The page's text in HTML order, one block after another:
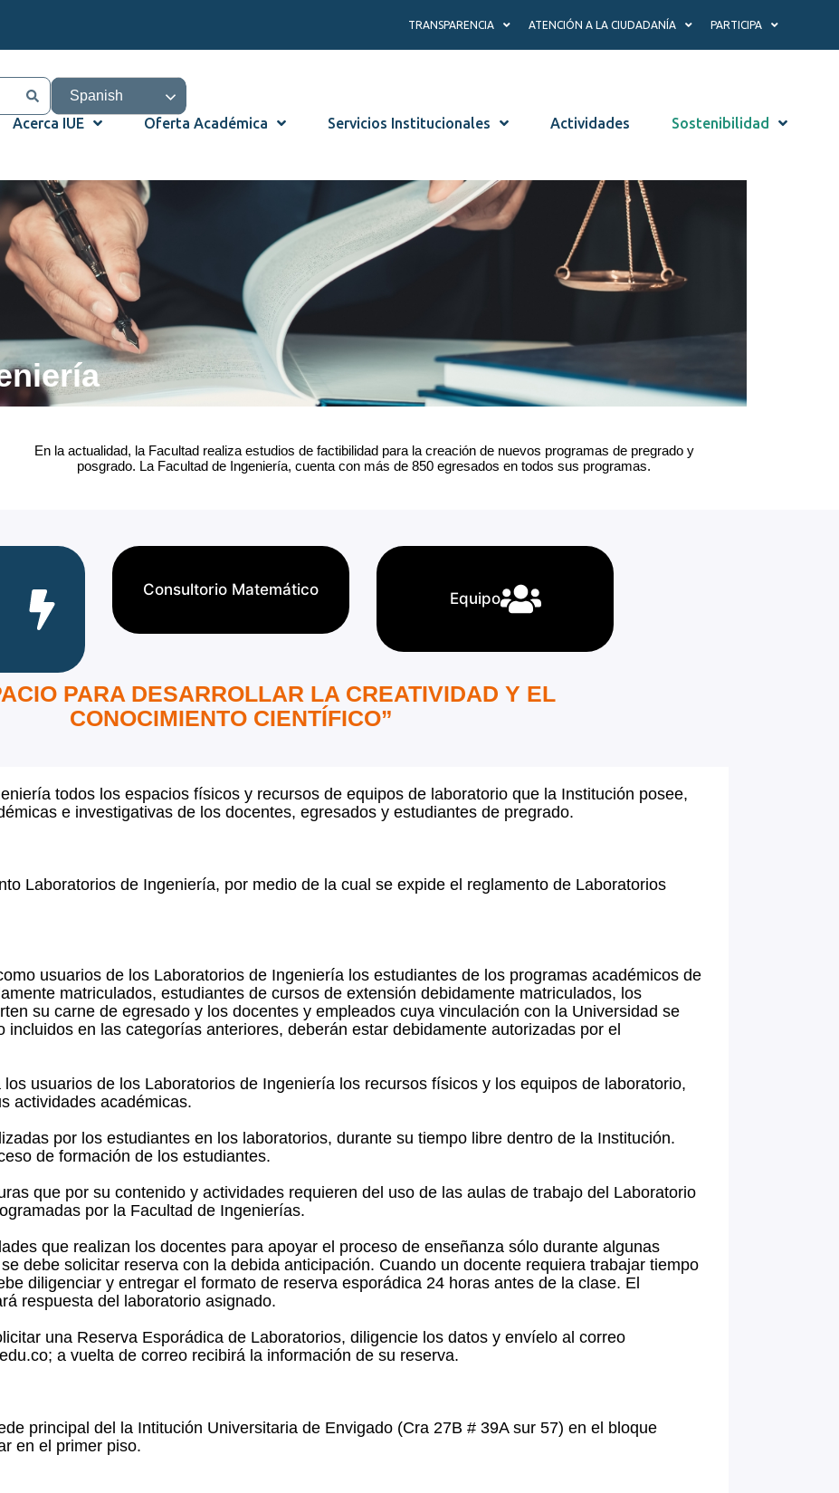
TRANSPARENCIA ATENCIÓN A LA CIUDADANÍA PARTICIPA
Spanish
Acerca IUE Oferta Académica Servicios Institucionales Actividades Sostenibilidad
En la actualidad, la Facultad realiza estudios de factibilidad para la creación de nuevos programas de pregrado y
posgrado. La Facultad de Ingeniería, cuenta con más de 850 egresados en todos sus programas.
Consultorio Matemático Equipo
PARA DESARROLLAR LA CREATIVIDAD Y EL
CONOCIMIENTO CIENTÍFICO”
todos los espacios físicos y recursos de equipos de laboratorio que la Institución posee,
e investigativas de los docentes, egresados y estudiantes de pregrado.
Laboratorios de Ingeniería, por medio de la cual se expide el reglamento de Laboratorios
usuarios de los Laboratorios de Ingeniería los estudiantes de los programas académicos de
matriculados, estudiantes de cursos de extensión debidamente matriculados, los
su carne de egresado y los docentes y empleados cuya vinculación con la Universidad se
incluidos en las categorías anteriores, deberán estar debidamente autorizadas por el
usuarios de los Laboratorios de Ingeniería los recursos físicos y los equipos de laboratorio,
actividades académicas.
por los estudiantes en los laboratorios, durante su tiempo libre dentro de la Institución.
de formación de los estudiantes.
que por su contenido y actividades requieren del uso de las aulas de trabajo del Laboratorio
por la Facultad de Ingenierías.
que realizan los docentes para apoyar el proceso de enseñanza sólo durante algunas
debe solicitar reserva con la debida anticipación. Cuando un docente requiera trabajar tiempo
diligenciar y entregar el formato de reserva esporádica 24 horas antes de la clase. El
respuesta del laboratorio asignado.
una Reserva Esporádica de Laboratorios, diligencie los datos y envíelo al correo
a vuelta de correo recibirá la información de su reserva.
principal del la Intitución Universitaria de Envigado (Cra 27B # 39A sur 57) en el bloque
en el primer piso.